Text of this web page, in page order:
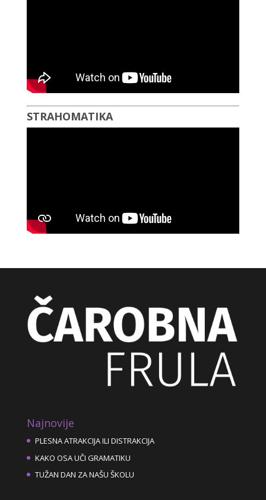
STRAHOMATIKA
Najnovije
PLESNA ATRAKCIJA ILI DISTRAKCIJA
KAKO OSA UČI GRAMATIKU
TUŽAN DAN ZA NAŠU ŠKOLU